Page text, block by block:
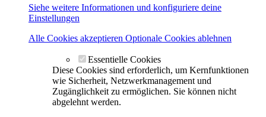
Siehe weitere Informationen und konfiguriere deine
Einstellungen
Alle Cookies akzeptieren Optionale Cookies ablehnen
Essentielle Cookies
Diese Cookies sind erforderlich, um Kernfunktionen
wie Sicherheit, Netzwerkmanagement und
Zugänglichkeit zu ermöglichen. Sie können nicht
abgelehnt werden.